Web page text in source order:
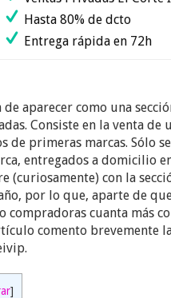
Hasta 80% de dcto
Entrega rápida en 72h
de aparecer como una
Consiste en la venta de
de primeras marcas. Sólo
entregados a domicilio
(curiosamente) con la
por lo que, aparte de
compradoras cuanta más
comento brevemente
]